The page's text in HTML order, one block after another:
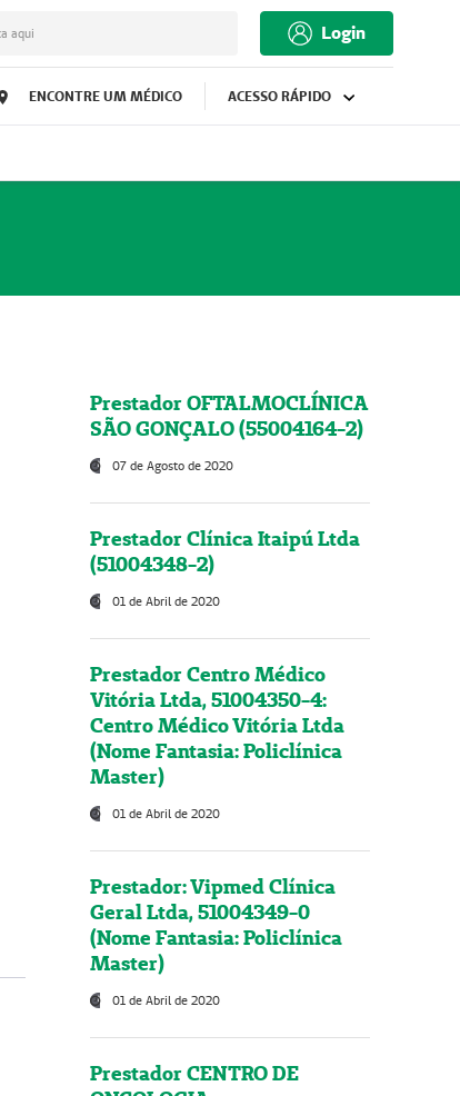
aqui Login
ENCONTRE UM MÉDICO ACESSO RÁPIDO
Prestador OFTALMOCLÍNICA
SÃO GONÇALO (55004164-2)
07 de Agosto de 2020
Prestador Clínica Itaipú Ltda
(51004348-2)
01 de Abril de 2020
Prestador Centro Médico
Vitória Ltda, 51004350-4:
Centro Médico Vitória Ltda
(Nome Fantasia: Policlínica
Master)
01 de Abril de 2020
Prestador: Vipmed Clínica
Geral Ltda, 51004349-0
(Nome Fantasia: Policlínica
Master)
01 de Abril de 2020
Prestador CENTRO DE